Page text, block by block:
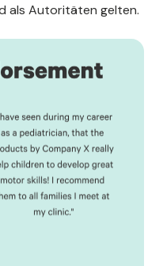
als Autoritäten gelten.